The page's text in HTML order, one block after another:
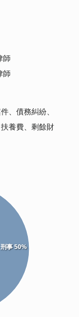
師
師
、債務糾紛、
養費、剩餘財
刑事 50%